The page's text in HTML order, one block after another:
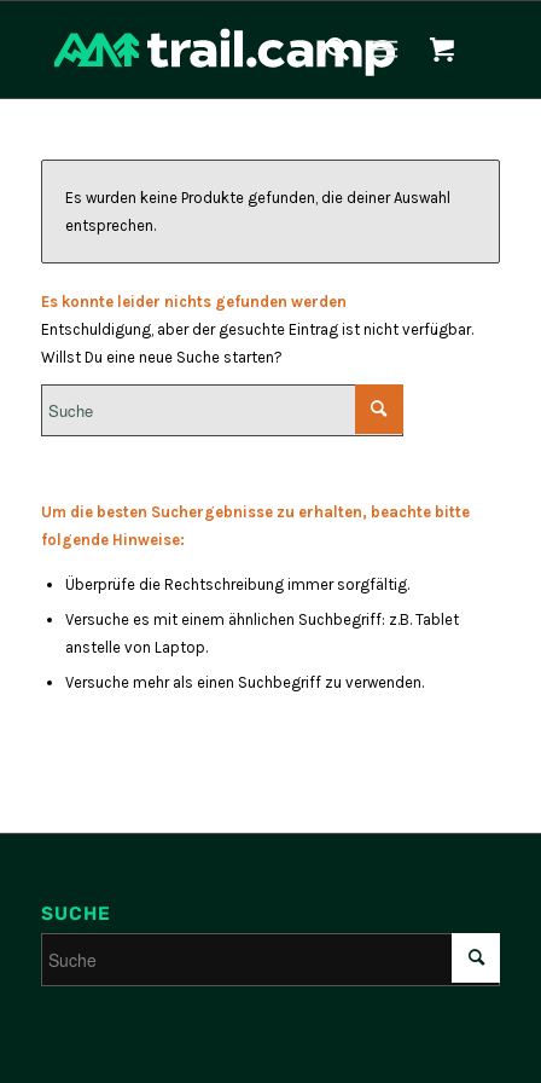
Es wurden keine Produkte gefunden, die deiner Auswahl
entsprechen.
Es konnte leider nichts gefunden werden
Entschuldigung, aber der gesuchte Eintrag ist nicht verfügbar.
Willst Du eine neue Suche starten?
Um die besten Suchergebnisse zu erhalten, beachte bitte
folgende Hinweise:
Überprüfe die Rechtschreibung immer sorgfältig.
Versuche es mit einem ähnlichen Suchbegriff: z.B. Tablet
anstelle von Laptop.
Versuche mehr als einen Suchbegriff zu verwenden.
SUCHE